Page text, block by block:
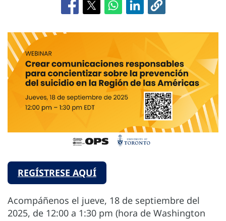
REGÍSTRESE AQUÍ
Acompáñenos el jueve, 18 de septiembre del
2025, de 12:00 a 1:30 pm (hora de Washington